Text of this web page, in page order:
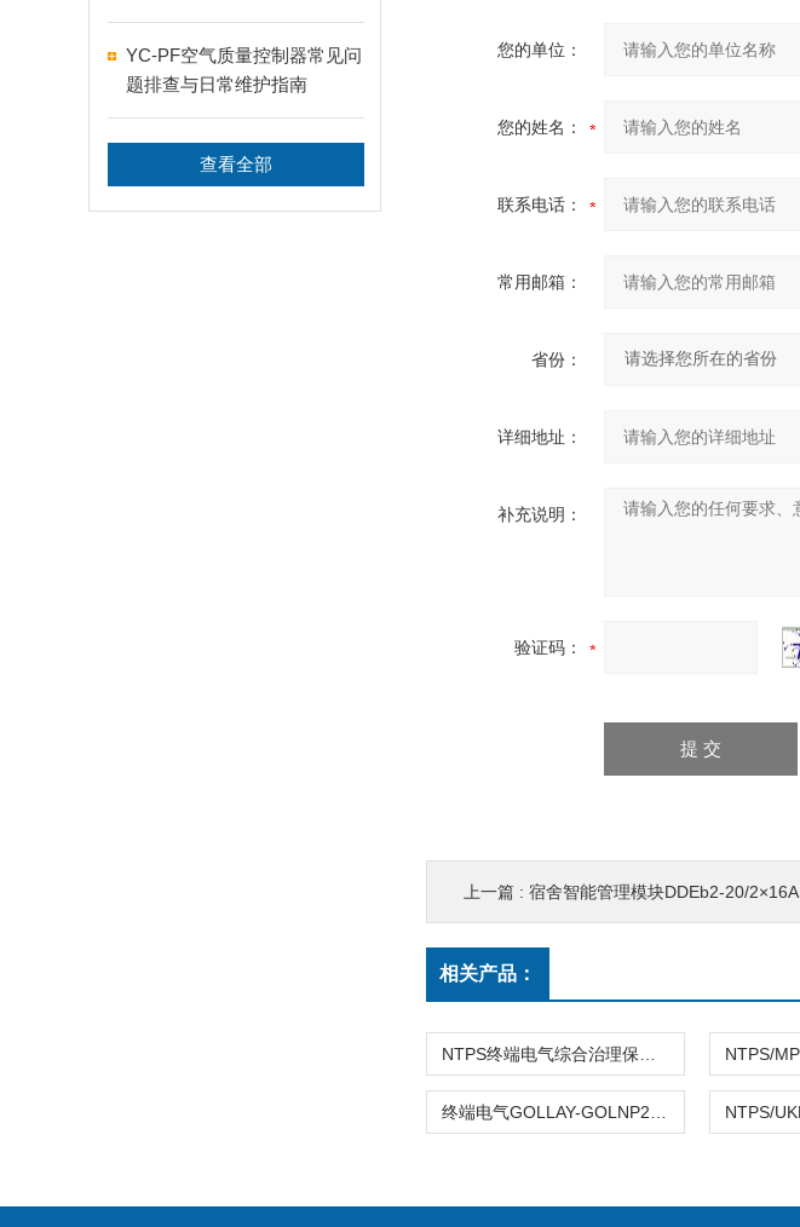
几个？
YC-PF空气质量控制器常见问
题排查与日常维护指南
查看全部
您的单位：
您的姓名：
联系电话：
常用邮箱：
省份：
详细地址：
补充说明：
验证码：
上一篇 : 宿舍智能管理模块DDEb2-20/2×16A
相关产品：